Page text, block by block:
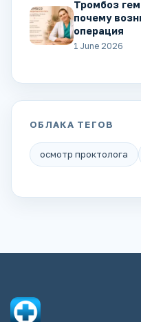
Тромбоз
почему
операция
1 June 2026
ОБЛАКА ТЕГОВ
осмотр проктолога